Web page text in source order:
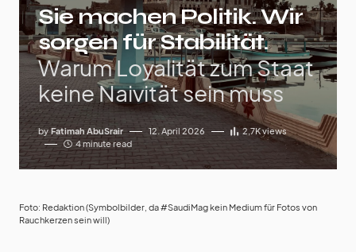
Sie machen Politik. Wir
sorgen für Stabilität.
Warum Loyalität zum Staat
keine Naivität sein muss
by Fatimah AbuSrair 12. April 2026 2,7Kviews
4 minute read
Foto: Redaktion (Symbolbilder, da #SaudiMag kein Medium für Fotos von
Rauchkerzen sein will)